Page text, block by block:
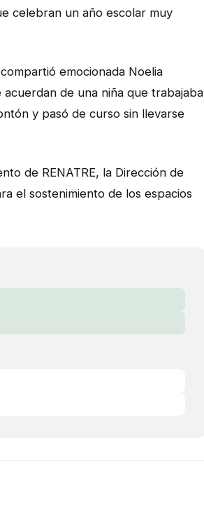
celebran un año escolar muy
emocionada Noelia
de una niña que trabajaba
y pasó de curso sin llevarse
de RENATRE, la Dirección de
el sostenimiento de los espacios